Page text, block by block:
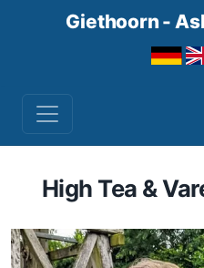
Giethoorn -
High Tea &